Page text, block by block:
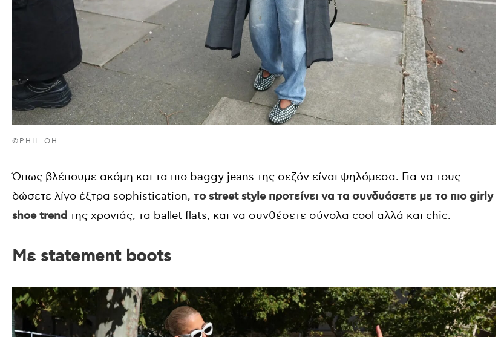
©PHIL OH
Όπως βλέπουμε ακόμη και τα πιο baggy jeans της σεζόν είναι ψηλόμεσα. Για να τους
δώσετε λίγο έξτρα sophistication, το street style προτείνει να τα συνδυάσετε με το πιο girly
shoe trend της χρονιάς, τα ballet flats, και να συνθέσετε σύνολα cool αλλά και chic.
Με statement boots